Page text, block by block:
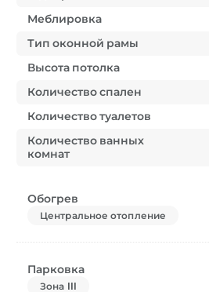
Меблировка
Тип оконной рамы
Высота потолка
Количество спален
Количество туалетов
Количество ванных
комнат
Обогрев
Центральное отопление
Парковка
Зона III